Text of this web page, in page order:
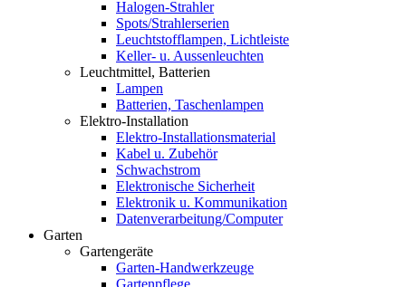
Halogen-Strahler
Spots/Strahlerserien
Leuchtstofflampen, Lichtleiste
Keller- u. Aussenleuchten
Leuchtmittel, Batterien
Lampen
Batterien, Taschenlampen
Elektro-Installation
Elektro-Installationsmaterial
Kabel u. Zubehör
Schwachstrom
Elektronische Sicherheit
Elektronik u. Kommunikation
Datenverarbeitung/Computer
Garten
Gartengeräte
Garten-Handwerkzeuge
Gartenpflege